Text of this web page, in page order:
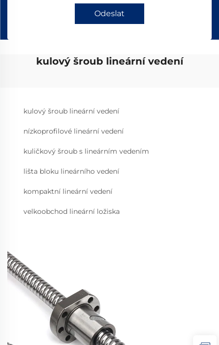
Odeslat
kulový šroub lineární vedení
kulový šroub lineární vedení
nízkoprofilové lineární vedení
kuličkový šroub s lineárním vedením
lišta bloku lineárního vedení
kompaktní lineární vedení
velkoobchod lineární ložiska